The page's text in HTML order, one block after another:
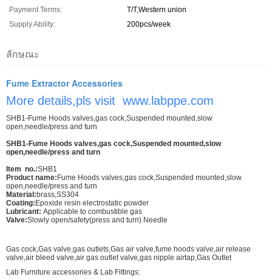
Payment Terms:
T/T,Western union
Supply Ability:
200pcs/week
ลักษณะ
Fume Extractor Accessories
More details,pls visit www.labppe.com
SHB1-Fume Hoods valves,gas cock,Suspended mounted,slow
open,needle/press and turn
SHB1-Fume Hoods valves,gas cock,Suspended mounted,slow
open,needle/press and turn
Item no.:SHB1
Product name:Fume Hoods valves,gas cock,Suspended mounted,slow
open,needle/press and turn
Material:brass,SS304
Coating:Epoxide resin electrostatic powder
Lubricant: Applicable to combustible gas
Valve:Slowly open/safety(press and turn) Needle
Gas cock,Gas valve,gas outlets,Gas air valve,fume hoods valve,air release
valve,air bleed valve,air gas outlet valve,gas nipple airtap,Gas Outlet
Lab Furniture accessories & Lab Fittings: